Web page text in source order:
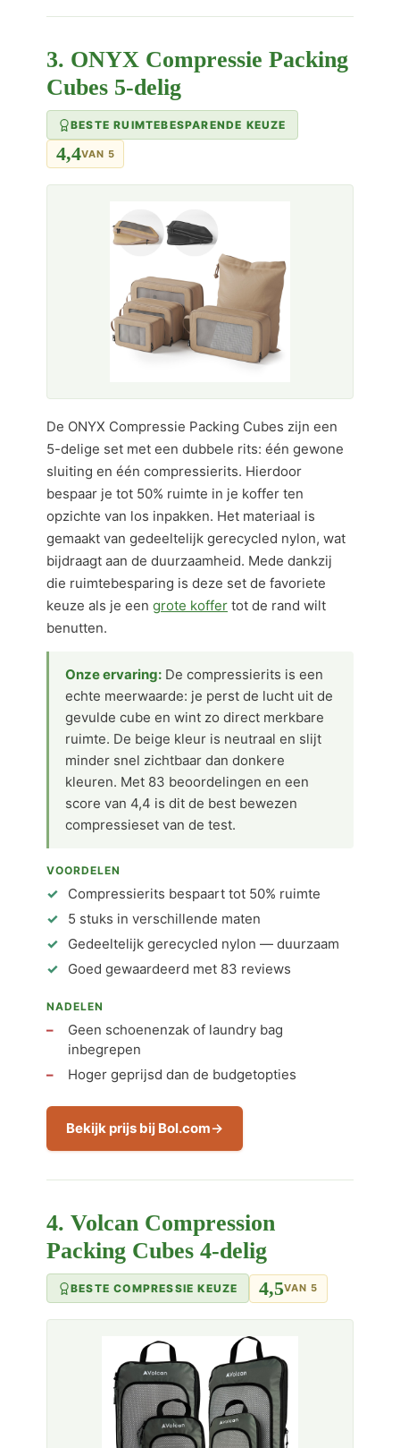
3. ONYX Compressie Packing
Cubes 5-delig
BESTE RUIMTEBESPARENDE KEUZE
4,4VAN 5
De ONYX Compressie Packing Cubes zijn een
5-delige set met een dubbele rits: één gewone
sluiting en één compressierits. Hierdoor
bespaar je tot 50% ruimte in je koffer ten
opzichte van los inpakken. Het materiaal is
gemaakt van gedeeltelijk gerecycled nylon, wat
bijdraagt aan de duurzaamheid. Mede dankzij
die ruimtebesparing is deze set de favoriete
keuze als je een grote koffer tot de rand wilt
benutten.
Onze ervaring: De compressierits is een
echte meerwaarde: je perst de lucht uit de
gevulde cube en wint zo direct merkbare
ruimte. De beige kleur is neutraal en slijt
minder snel zichtbaar dan donkere
kleuren. Met 83 beoordelingen en een
score van 4,4 is dit de best bewezen
compressieset van de test.
VOORDELEN
Compressierits bespaart tot 50% ruimte
5 stuks in verschillende maten
Gedeeltelijk gerecycled nylon — duurzaam
Goed gewaardeerd met 83 reviews
NADELEN
Geen schoenenzak of laundry bag
inbegrepen
Hoger geprijsd dan de budgetopties
Bekijk prijs bij Bol.com
4. Volcan Compression
Packing Cubes 4-delig
BESTE COMPRESSIE KEUZE 4,5VAN 5